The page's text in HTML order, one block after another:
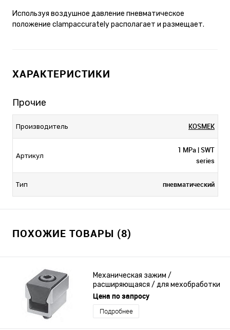
Используя воздушное давление пневматическое
положение clampaccurately располагает и размещает.
ХАРАКТЕРИСТИКИ
Прочие
Производитель KOSMEK
Артикул
1 MPa | SWT
series
Тип пневматический
ПОХОЖИЕ ТОВАРЫ (8)
Механическая зажим /
расширяющаяся / для мехобработки
Цена по запросу
Подробнее